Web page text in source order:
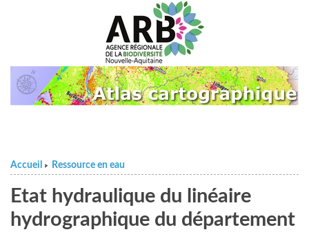
Accueil > Ressource en eau
Etat hydraulique du linéaire
hydrographique du département